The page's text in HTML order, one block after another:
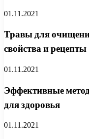
01.11.2021
Травы для
свойства и рецепты
01.11.2021
Эффективные
для здоровья
01.11.2021